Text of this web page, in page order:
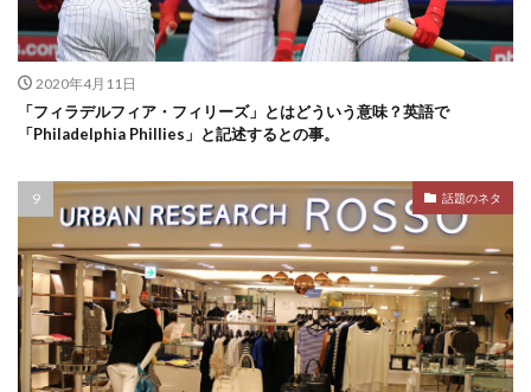
2020年4月11日
「フィラデルフィア・フィリーズ」とはどういう意味？英語で
「Philadelphia Phillies」と記述するとの事。
話題のネタ